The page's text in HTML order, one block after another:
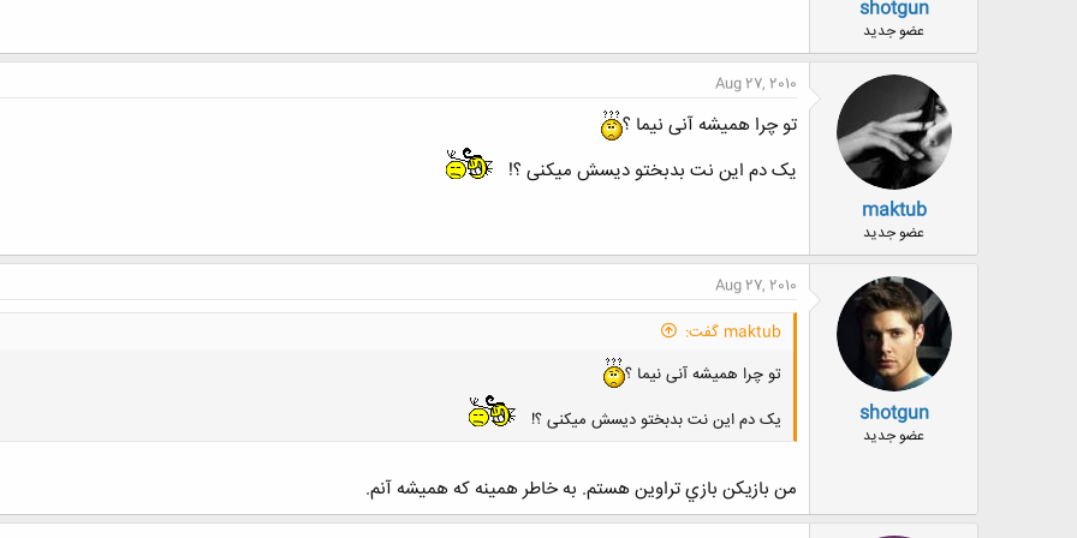
در منطقه کنورسویل ویسکانسین آمریکا، مردان در هنگام اوج لذت شهوانی (ارگاسم) همسرانشان حق
36. در سوئیس داشتن یک پناهگاه برای شهروند الزامی است
کاش من تو سوئیس زندگی می کردم
shotgun
عضو جدید
maktub
عضو جدید
Aug 27, 2010
تو چرا همیشه آنی نیما ؟
یک دم این نت بدبختو دیسش میکنی ؟!
shotgun
عضو جدید
Aug 27, 2010
maktub گفت:
تو چرا همیشه آنی نیما ؟
یک دم این نت بدبختو دیسش میکنی ؟!
من بازيكن بازي تراوين هستم. به خاطر همينه كه هميشه آنم.